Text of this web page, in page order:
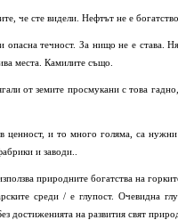
че сте видели. Нефтът не е богатство.
опасна течност. За нищо не е става.
места. Камилите също.
от земите просмукани с това
ценност, и то много голяма, са
и заводи..
природните богатства на
среди / е глупост. Очевидна
достиженията на развития свят